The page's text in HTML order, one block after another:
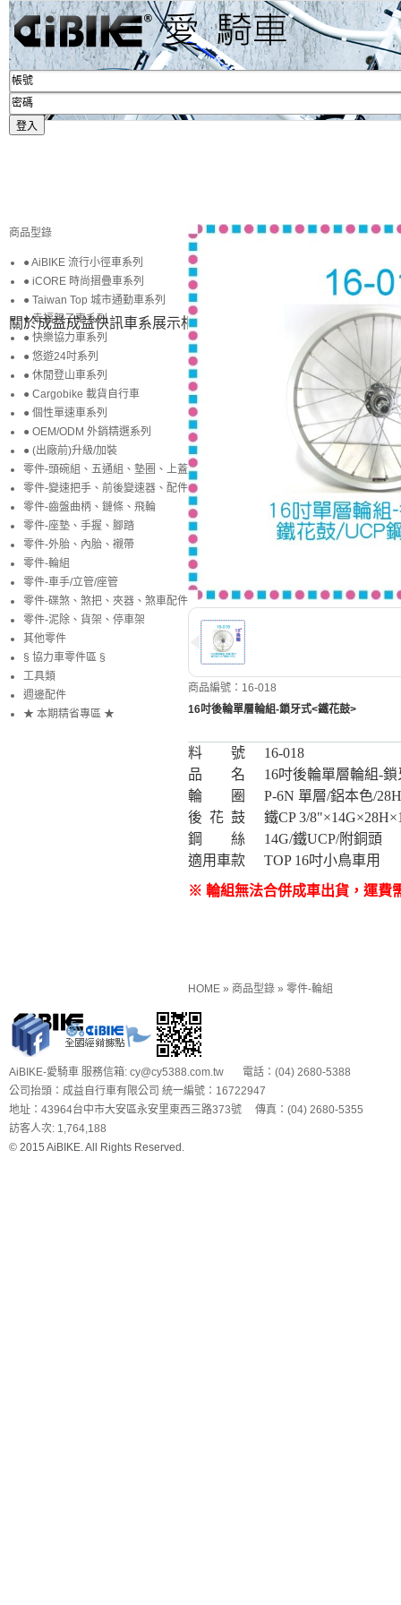
關於成益成益快訊車系展示相簿賞圖 賞車購車
商品編號：16-018
16吋後輪單層輪組-鎖牙式<鐵花鼓>
料 號
16-018
品 名
16吋後輪單層輪組-
輪 圈
P-6N 單層/鋁本色/28H
後 花 鼓
鐵CP 3/
鋼 絲
14G/鐵UCP/附銅頭
適用車款
TOP 16吋小鳥車用
※ 輪組無法合併成車出貨，運費
HOME » 商品型錄 » 零件-輪組
商品型錄
● AiBIKE 流行小徑車系列
● iCORE 時尚摺疊車系列
● Taiwan Top 城市通勤車系列
● 幸福親子車系列
● 快樂協力車系列
● 悠遊24吋系列
● 休閒登山車系列
● Cargobike 載貨自行車
● 個性單速車系列
● OEM/ODM 外銷精選系列
● (出廠前)升級/加裝
零件-頭碗組、五通組、墊圈、上蓋
零件-變速把手、前後變速器、配件
零件-齒盤曲柄、鏈條、飛輪
零件-座墊、手握、腳踏
零件-外胎、內胎、襯帶
零件-輪組
零件-車手/立管/座管
零件-碟煞、煞把、夾器、煞車配件
零件-泥除、貨架、停車架
其他零件
§ 協力車零件區 §
工具類
週邊配件
★ 本期精省專區 ★
AiBIKE-愛騎車 服務信箱: cy@cy5388.com.tw 電話：(04) 2680-5388
公司抬頭：成益自行車有限公司 統一編號：16722947
地址：43964台中市大安區永安里東西三路373號 傳真：(04) 2680-5355
訪客人次: 1,764,188
© 2015 AiBIKE. All Rights Reserved.